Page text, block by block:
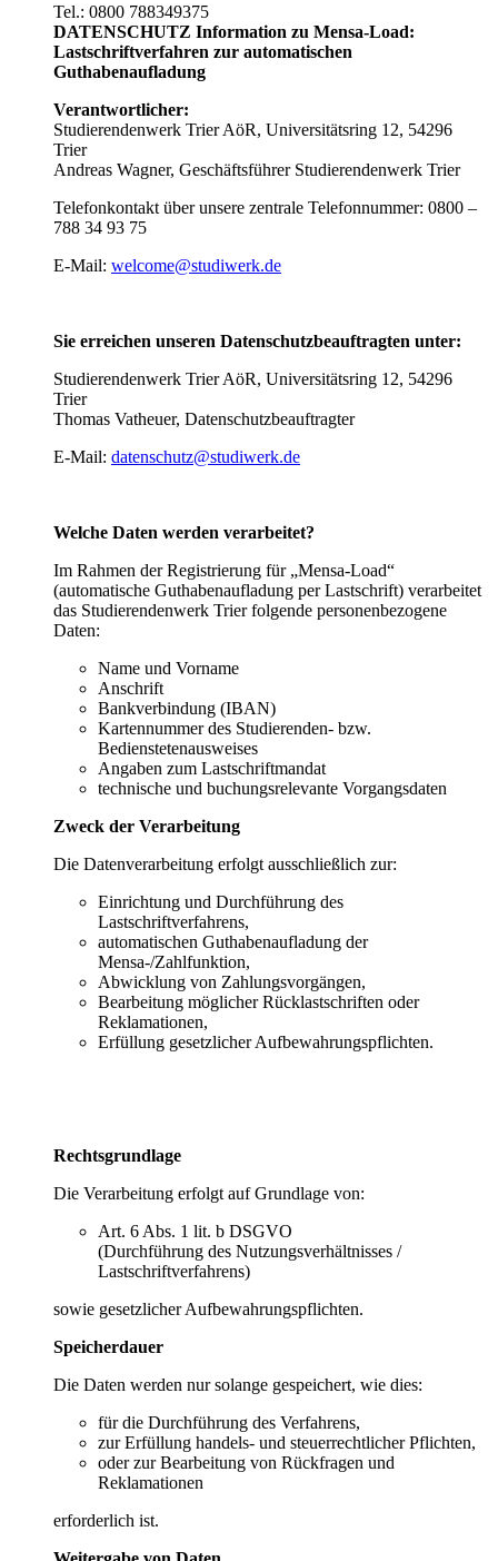
Tel.: 0800 788349375
DATENSCHUTZ Information zu Mensa-Load:
Lastschriftverfahren zur automatischen
Guthabenaufladung
Verantwortlicher:
Studierendenwerk Trier AöR, Universitätsring 12, 54296
Trier
Andreas Wagner, Geschäftsführer Studierendenwerk Trier
Telefonkontakt über unsere zentrale Telefonnummer: 0800 –
788 34 93 75
E-Mail: welcome@studiwerk.de
Sie erreichen unseren Datenschutzbeauftragten unter:
Studierendenwerk Trier AöR, Universitätsring 12, 54296
Trier
Thomas Vatheuer, Datenschutzbeauftragter
E-Mail: datenschutz@studiwerk.de
Welche Daten werden verarbeitet?
Im Rahmen der Registrierung für „Mensa-Load“
(automatische Guthabenaufladung per Lastschrift) verarbeitet
das Studierendenwerk Trier folgende personenbezogene
Daten:
Name und Vorname
Anschrift
Bankverbindung (IBAN)
Kartennummer des Studierenden- bzw.
Bedienstetenausweises
Angaben zum Lastschriftmandat
technische und buchungsrelevante Vorgangsdaten
Zweck der Verarbeitung
Die Datenverarbeitung erfolgt ausschließlich zur:
Einrichtung und Durchführung des
Lastschriftverfahrens,
automatischen Guthabenaufladung der
Mensa-/Zahlfunktion,
Abwicklung von Zahlungsvorgängen,
Bearbeitung möglicher Rücklastschriften oder
Reklamationen,
Erfüllung gesetzlicher Aufbewahrungspflichten.
Rechtsgrundlage
Die Verarbeitung erfolgt auf Grundlage von:
Art. 6 Abs. 1 lit. b DSGVO
(Durchführung des Nutzungsverhältnisses /
Lastschriftverfahrens)
sowie gesetzlicher Aufbewahrungspflichten.
Speicherdauer
Die Daten werden nur solange gespeichert, wie dies:
für die Durchführung des Verfahrens,
zur Erfüllung handels- und steuerrechtlicher Pflichten,
oder zur Bearbeitung von Rückfragen und
Reklamationen
erforderlich ist.